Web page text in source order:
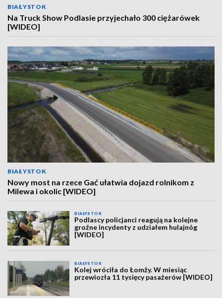
BIAŁYSTOK
Na Truck Show Podlasie przyjechało 300 ciężarówek
[WIDEO]
BIAŁYSTOK
Nowy most na rzece Gać ułatwia dojazd rolnikom z
Milewa i okolic [WIDEO]
BIAŁYSTOK
Podlascy policjanci reagują na kolejne
groźne incydenty z udziałem hulajnóg
[WIDEO]
BIAŁYSTOK
Kolej wróciła do Łomży. W miesiąc
przewiozła 11 tysięcy pasażerów [WIDEO]